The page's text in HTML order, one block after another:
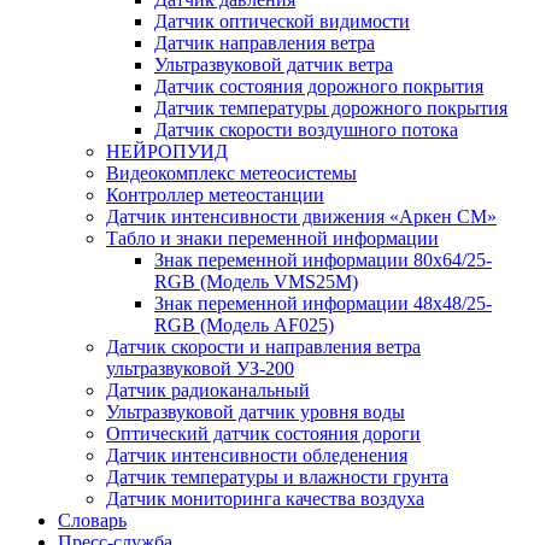
Датчик оптической видимости
Датчик направления ветра
Ультразвуковой датчик ветра
Датчик состояния дорожного покрытия
Датчик температуры дорожного покрытия
Датчик скорости воздушного потока
НЕЙРОПУИД
Видеокомплекс метеосистемы
Контроллер метеостанции
Датчик интенсивности движения «Аркен СМ»
Табло и знаки переменной информации
Знак переменной информации 80х64/25-
RGB (Модель VMS25M)
Знак переменной информации 48х48/25-
RGB (Модель АF025)
Датчик скорости и направления ветра
ультразвуковой УЗ-200
Датчик радиоканальный
Ультразвуковой датчик уровня воды
Оптический датчик состояния дороги
Датчик интенсивности обледенения
Датчик температуры и влажности грунта
Датчик мониторинга качества воздуха
Словарь